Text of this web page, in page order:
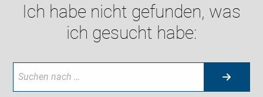
Ich habe nicht gefunden, was
ich gesucht habe: